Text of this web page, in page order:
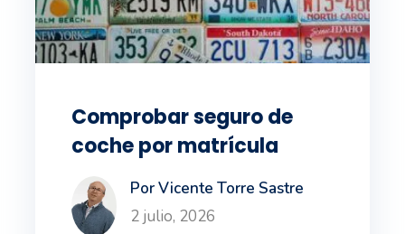
Comprobar seguro de
coche por matrícula
Por Vicente Torre Sastre
2 julio, 2026